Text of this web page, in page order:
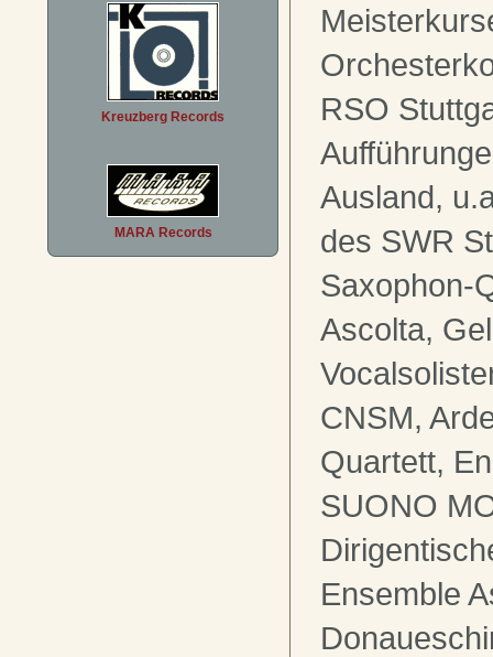
Kreuzberg Records
MARA Records
RSO
Ausland,
des SWR
Saxophon-
Ascolta,
CNSM,
Quartett,
SUONO
Ensemble